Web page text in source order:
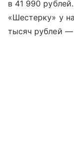
в 41 990
«Шестерку» у
тысяч рублей —